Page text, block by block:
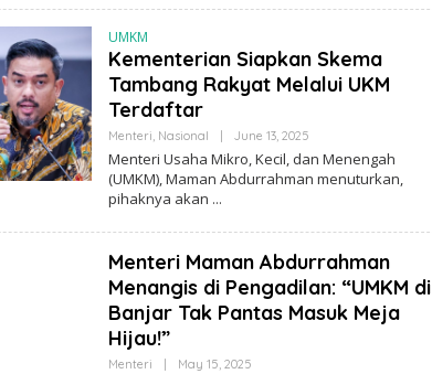
UMKM
Kementerian Siapkan Skema
Tambang Rakyat Melalui UKM
Terdaftar
Menteri, Nasional June 13, 2025
A
D
N
Menteri Usaha Mikro, Kecil, dan Menengah
(UMKM), Maman Abdurrahman menuturkan,
pihaknya akan
Menteri Maman Abdurrahman
Menangis di Pengadilan: “UMKM di
Banjar Tak Pantas Masuk Meja
Hijau!”
Menteri May 15, 2025